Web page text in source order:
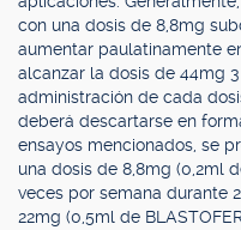
con una dosis de 8,8mg
aumentar paulatinamente
alcanzar la dosis de 44mg
administración de cada
deberá descartarse en
ensayos mencionados, se
una dosis de 8,8mg (0,2ml
veces por semana durante
22mg (0,5ml de